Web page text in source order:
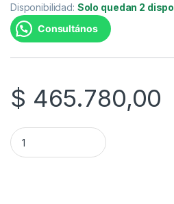
Disponibilidad: Solo quedan 2
Consultános
$ 465.780,00
Calefón Señorial 14L DR14